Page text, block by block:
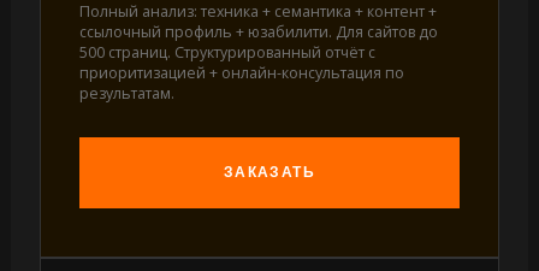
Полный анализ: техника + семантика + контент +
ссылочный профиль + юзабилити. Для сайтов до
500 страниц. Структурированный отчёт с
приоритизацией + онлайн-консультация по
результатам.
ЗАКАЗАТЬ